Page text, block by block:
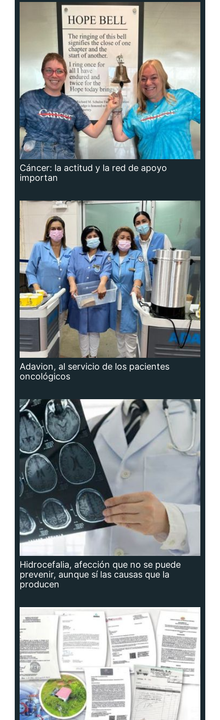
Cáncer: la actitud y la red de apoyo
importan
Adavion, al servicio de los pacientes
oncológicos
Hidrocefalia, afección que no se puede
prevenir, aunque sí las causas que la
producen